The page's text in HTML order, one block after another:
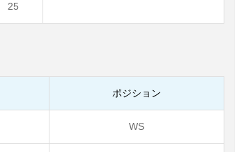
25
ポジション
WS